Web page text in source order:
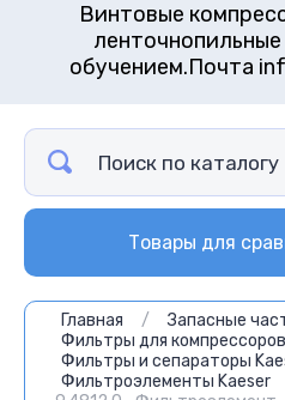
Винтовые
обучением.Почта
Товары для
Главная / Запасные
Фильтры для компрессоров
Фильтры и сепараторы
Фильтроэлементы Kaeser